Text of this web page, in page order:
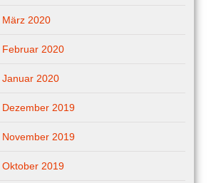
März 2020
Februar 2020
Januar 2020
Dezember 2019
November 2019
Oktober 2019